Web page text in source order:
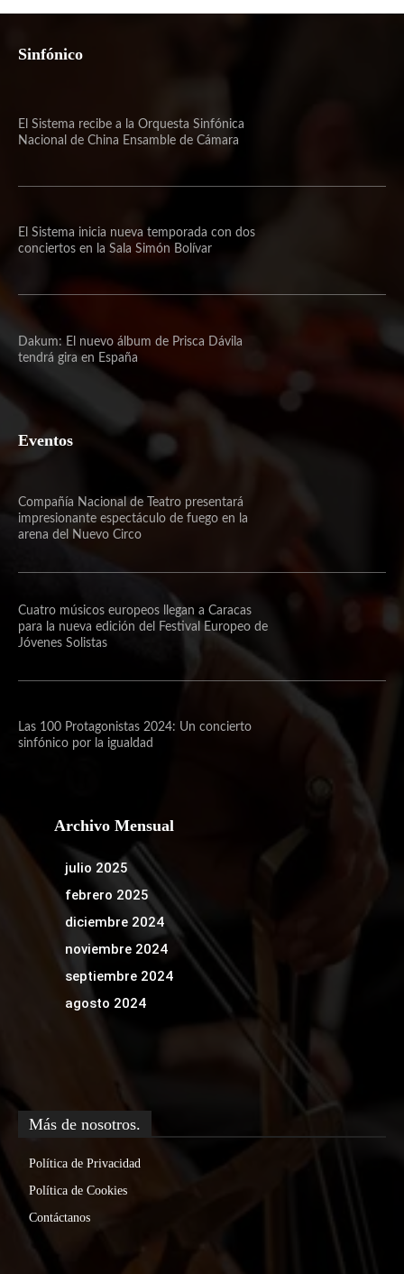
Sinfónico
El Sistema recibe a la Orquesta Sinfónica
Nacional de China Ensamble de Cámara
El Sistema inicia nueva temporada con dos
conciertos en la Sala Simón Bolívar
Dakum: El nuevo álbum de Prisca Dávila
tendrá gira en España
Eventos
Compañía Nacional de Teatro presentará
impresionante espectáculo de fuego en la
arena del Nuevo Circo
Cuatro músicos europeos llegan a Caracas
para la nueva edición del Festival Europeo de
Jóvenes Solistas
Las 100 Protagonistas 2024: Un concierto
sinfónico por la igualdad
Archivo Mensual
julio 2025
febrero 2025
diciembre 2024
noviembre 2024
septiembre 2024
agosto 2024
Más de nosotros.
Política de Privacidad
Política de Cookies
Contáctanos